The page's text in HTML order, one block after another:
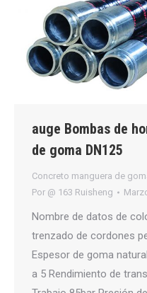
auge Bombas de
de goma DN125
Concreto manguera de
Por @ 163 Ruisheng
Nombre de datos de
trenzado de cordones
Espesor de goma
a 5 Rendimiento de